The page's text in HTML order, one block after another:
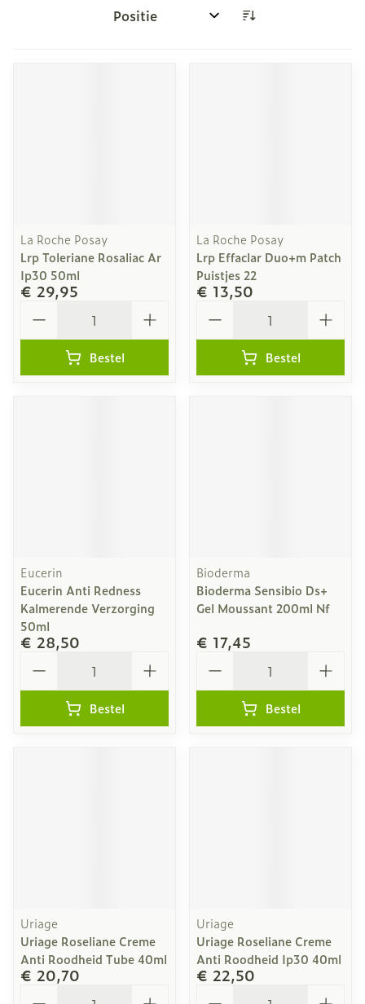
Sorteer op:
La Roche Posay
Lrp Toleriane Rosaliac Ar
Ip30 50ml
€ 29,95
Bestel
La Roche Posay
Lrp Effaclar Duo+m Patch
Puistjes 22
€ 13,50
Bestel
Eucerin
Eucerin Anti Redness
Kalmerende Verzorging
50ml
€ 28,50
Bestel
Bioderma
Bioderma Sensibio Ds+
Gel Moussant 200ml Nf
€ 17,45
Bestel
Uriage
Uriage Roseliane Creme
Anti Roodheid Tube 40ml
€ 20,70
Uriage
Uriage Roseliane Creme
Anti Roodheid Ip30 40ml
€ 22,50